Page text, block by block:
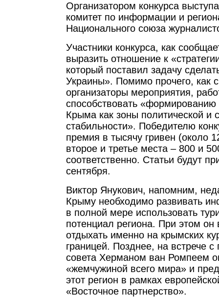
Организатором конкурса
комитет по информации и
Национального союза
Участники конкурса, как
выразить отношение к
который поставил задачу
Украины». Помимо прочего, как
организаторы мероприятия,
способствовать «формированию
Крыма как зоны политической и
стабильности». Победителю
премия в тысячу гривен (около
второе и третье места – 800 и
соответственно. Статьи будут
сентября.
Виктор Янукович, напомним,
Крыму необходимо развивать
в полной мере использовать
потенциал региона. При этом он
отдыхать именно на крымских
границей. Позднее, на встрече с
совета Херманом ван Ромпеем
«жемчужиной всего мира» и
этот регион в рамках
«Восточное партнерство».